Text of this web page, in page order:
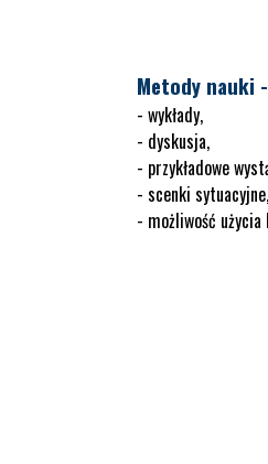
Metody nauki
- wykłady,
- dyskusja,
- przykładowe
- scenki sytuacyjne,
- możliwość